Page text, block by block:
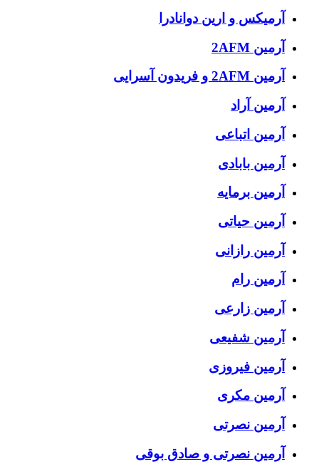
آرمیکس و ارین دوانادرا
آرمین 2AFM
آرمین 2AFM و فریدون آسرایی
آرمین آراد
آرمین اتباعی
آرمین بابادی
آرمین برمایه
آرمین حیاتی
آرمین رازانی
آرمین رام
آرمین زارعی
آرمین شفیعی
آرمین فیروزی
آرمین مکری
آرمین نصرتی
آرمین نصرتی و صادق بوقی